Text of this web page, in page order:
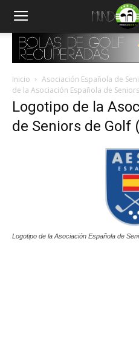
Inicio Asociación Española de
de la Asociación Española de
Logotipo de la
de Seniors de Golf
Logotipo de la Asociación Española de